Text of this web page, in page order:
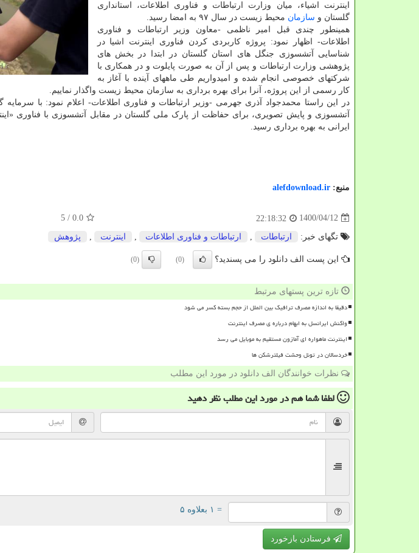
اینترنت اشیاء، میان وزارت ارتباطات و فناوری اطلاعات، استانداری
گلستان و سازمان محیط زیست در سال ۹۷ به امضا رسید.
همینطور چندی قبل امیر ناظمی -معاون وزیر ارتباطات و فناوری
اطلاعات- اظهار نمود: پروژه کاربردی کردن فناوری اینترنت اشیا در
شناسایی آتشسوزی جنگل های استان گلستان در ابتدا در بخش های
پژوهشی وزارت ارتباطات و پس از آن به صورت پایلوت و در همکاری با
شرکتهای خصوصی انجام شده و امیدواریم طی ماههای آینده با آغاز به
کار رسمی از این پروژه، آنرا برای بهره برداری به سازمان محیط زیست واگذار نماییم.
در این راستا محمدجواد آذری جهرمی -وزیر ارتباطات و فناوری اطلاعات- اعلام نمود: با سرمایه
آتشسوزی و پایش تصویری، برای حفاظت از پارک ملی گلستان در مقابل آتشسوزی با فناوری
ایرانی به بهره برداری رسید.
منبع: alefdownload.ir
1400/04/12
22:18:32
0.0
/ 5
تگهای خبر: ارتباطات ارتباطات و فناوری اطلاعات اینترنت پژوهش
این پست الف دانلود را می پسندید؟ (0)
(0)
تازه ترین پستهای مرتبط
دقیقا به اندازه مصرف ترافیک بین الملل از حجم بسته کسر می شود
واکنش ایرانسل به ابهام درباره ی مصرف اینترنت
اینترنت ماهواره ای آمازون مستقیم به موبایل می رسد
خردسالان در تونل وحشت فیلترشکن ها
نظرات خوانندگان الف دانلود در مورد این مطلب
لطفا شما همدر مورد این مطلبنظر دهید
= ۱ بعلاوه ۵
فرستادن بازخورد